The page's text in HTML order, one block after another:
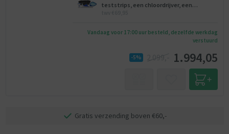
teststrips, een chloordrijver, een
Vandaag voor 17:00 uur besteld, dezelfde werkdag
verstuurd
-5% 1.994,05
Gratis verzending boven €60,-